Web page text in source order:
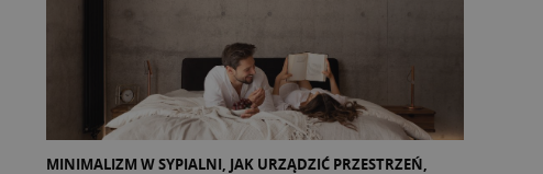
MINIMALIZM W SYPIALNI, JAK URZĄDZIĆ PRZESTRZEŃ,